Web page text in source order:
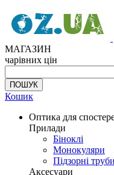
МАГАЗИН
чарівних цін
Кошик
Оптика для
Прилади
Біноклі
Монокуляри
Підзорні труби
Аксесуари